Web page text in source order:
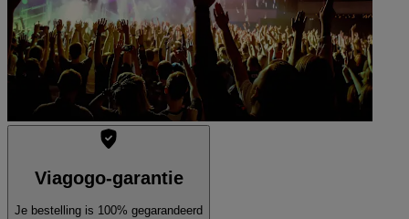
Viagogo-garantie
Je bestelling is 100% gegarandeerd